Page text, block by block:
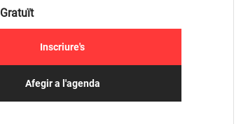
Gratuït
Inscriure's
Afegir a l'agenda